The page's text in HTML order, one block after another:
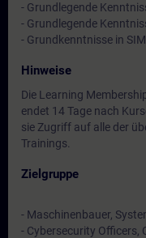
- Grundlegende
- Grundlegende
- Grundkenntnisse in
Hinweise
Die Learning
endet 14 Tage nach
sie Zugriff auf alle der
Trainings.
Zielgruppe
- Maschinenbauer,
- Cybersecurity